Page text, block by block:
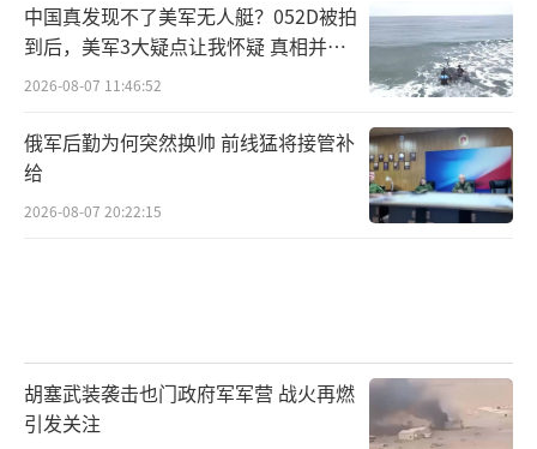
中国真发现不了美军无人艇？052D被拍
到后，美军3大疑点让我怀疑 真相并非
如此
2026-08-07 11:46:52
俄军后勤为何突然换帅 前线猛将接管补
给
2026-08-07 20:22:15
胡塞武装袭击也门政府军军营 战火再燃
引发关注